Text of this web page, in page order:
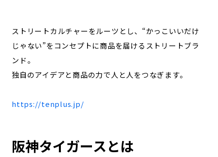
「人」から探す
記事ライター アンバサダー
お問い合わせ 会社概要
ストリートカルチャーをルーツとし、“かっこいいだけ
じゃない”をコンセプトに商品を届けるストリートブラ
ンド。
独自のアイデアと商品の力で人と人をつなぎます。
https://tenplus.jp/
阪神タイガースとは